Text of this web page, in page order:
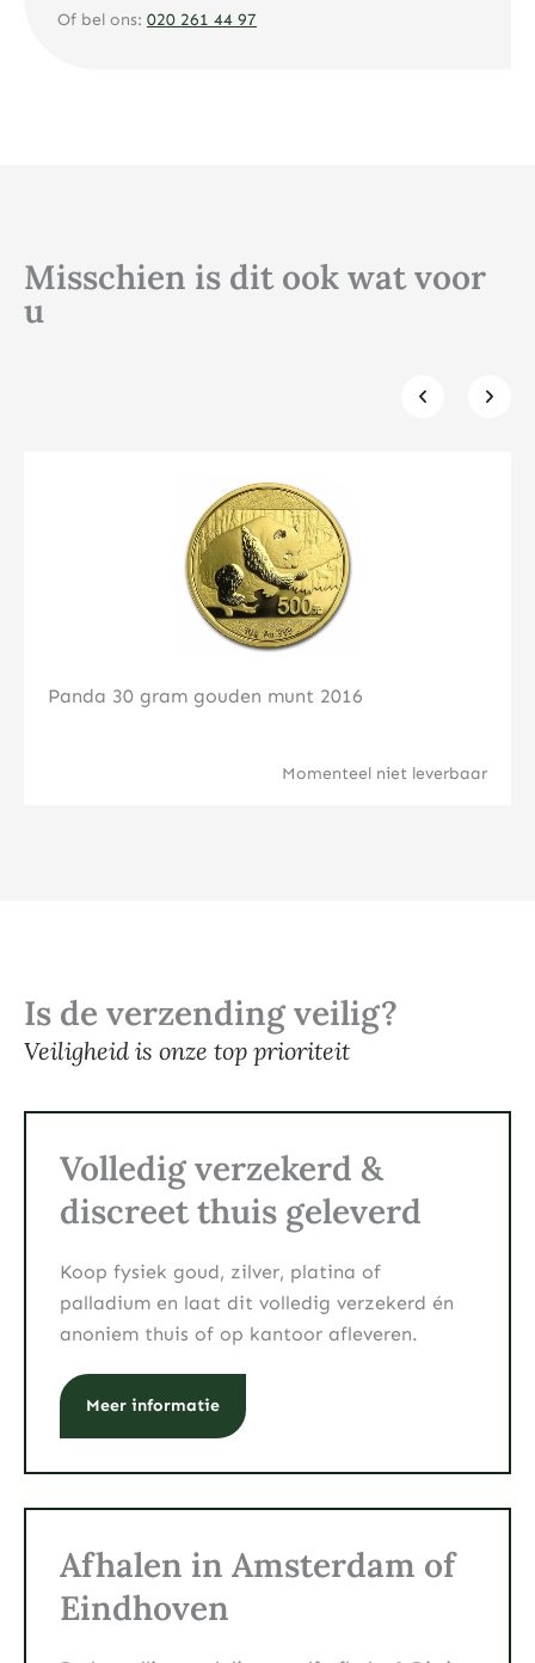
Of bel ons: 020 261 44 97
Misschien is dit ook wat voor
u
Panda 30 gram gouden munt 2016
Momenteel niet leverbaar
Klik hier
Is de verzending veilig?
Veiligheid is onze top prioriteit
Volledig verzekerd &
discreet thuis geleverd
Koop fysiek goud, zilver, platina of
palladium en laat dit volledig verzekerd én
anoniem thuis of op kantoor afleveren.
Meer informatie
Afhalen in Amsterdam of
Eindhoven